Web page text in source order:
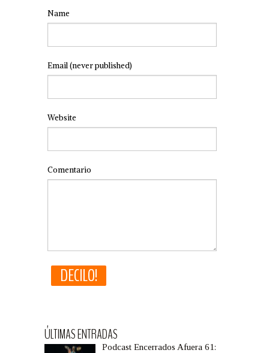
Name
Email(never published)
Website
Comentario
ÚLTIMAS ENTRADAS
Podcast Encerrados Afuera 61: